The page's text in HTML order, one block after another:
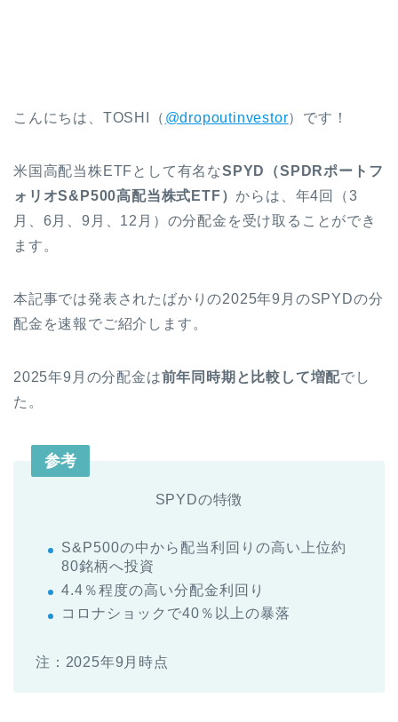
こんにちは、TOSHI（ @dropoutinvestor）です！
米国高配当株ETFとして有名なSPYD（SPDRポートフ
ォリオS&P500高配当株式ETF）からは、年4回（3
月、6月、9月、12月）の分配金を受け取ることができ
ます。
本記事では発表されたばかりの2025年9月のSPYDの分
配金を速報でご紹介します。
2025年9月の分配金は前年同時期と比較して増配でし
た。
参考
SPYDの特徴
S&P500の中から配当利回りの高い上位約
80銘柄へ投資
4.4％程度の高い分配金利回り
コロナショックで40％以上の暴落
注：2025年9月時点